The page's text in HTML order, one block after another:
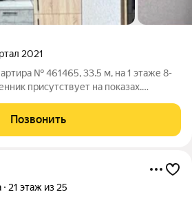
2021
№ 461465, 33.5 м, на 1 этаже 8-
присутствует на показах.
По условиям проживания: можно с
Срок
Позвонить
21 этаж из 25